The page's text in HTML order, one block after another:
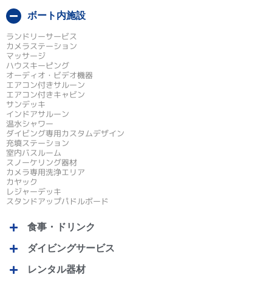
ボート内施設
ランドリーサービス
カメラステーション
マッサージ
ハウスキーピング
オーディオ・ビデオ機器
エアコン付きサルーン
エアコン付きキャビン
サンデッキ
インドアサルーン
温水シャワー
ダイビング専用カスタムデザイン
充填ステーション
室内バスルーム
スノーケリング器材
カメラ専用洗浄エリア
カヤック
レジャーデッキ
スタンドアップパドルボード
食事・ドリンク
ダイビングサービス
レンタル器材